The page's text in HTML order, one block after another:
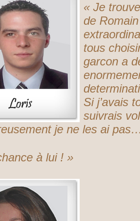
« Je
de
tous
garcon a
Si j’avais
suivrais
je ne les ai
à lui ! »